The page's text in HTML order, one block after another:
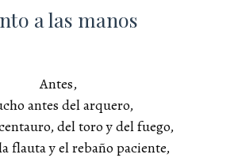
a las manos
Antes,
antes del arquero,
del toro y del fuego,
flauta y el rebaño paciente,